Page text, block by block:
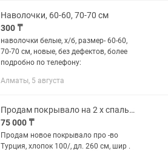
Наволочки, 60-60, 70-70 см
300 ₸
наволочки белые, х/б, размер- 60-60,
70-70 см, новые, без дефектов, более
подробно по телефону:
Алматы, 5 августа
Продам покрывало на 2 х спальную кровать Турция, хлопок.
75 000 ₸
Продам новое покрывало про -во
Турция, хлопок 100/, дл. 260 см, шир .